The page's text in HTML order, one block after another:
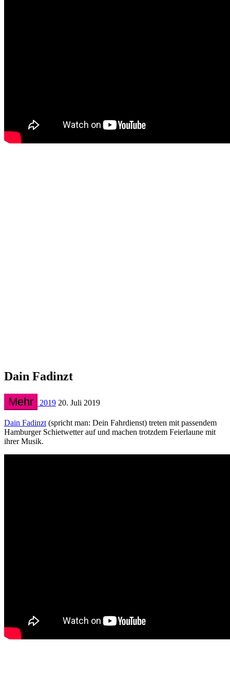
Dain Fadinzt
Mehr 2019 20. Juli 2019
Dain Fadinzt (spricht man: Dein Fahrdienst) treten mit passendem
Hamburger Schietwetter auf und machen trotzdem Feierlaune mit
ihrer Musik.